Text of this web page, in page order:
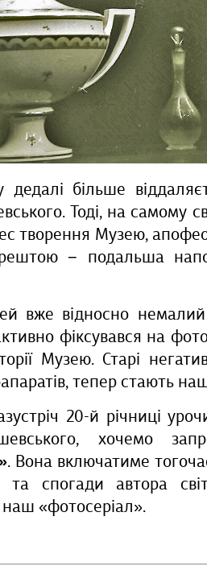
більше
Тоді, на самому
творення Музею,
− подальша
вже відносно немалий
фіксувався на
Музею. Старі
тепер стають
20-й річниці
хочемо
. Вона включатиме
спогади автора
«фотосеріал».